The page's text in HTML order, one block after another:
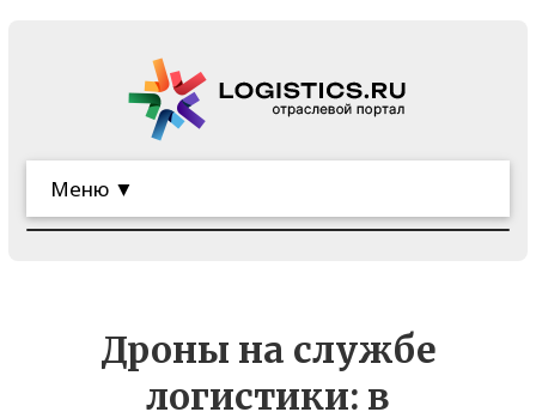
Меню ▼
Дроны на службе
логистики: в